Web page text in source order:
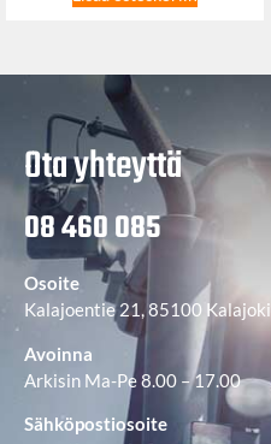
Ota yhteyttä
08 460 085
Osoite
Kalajoentie 21, 85100 Kalajoki
Avoinna
Arkisin Ma-Pe 8.00 – 17.00
Sähköpostiosoite